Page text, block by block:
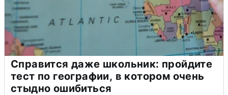
Справится даже школьник: пройдите
тест по географии, в котором очень
стыдно ошибиться